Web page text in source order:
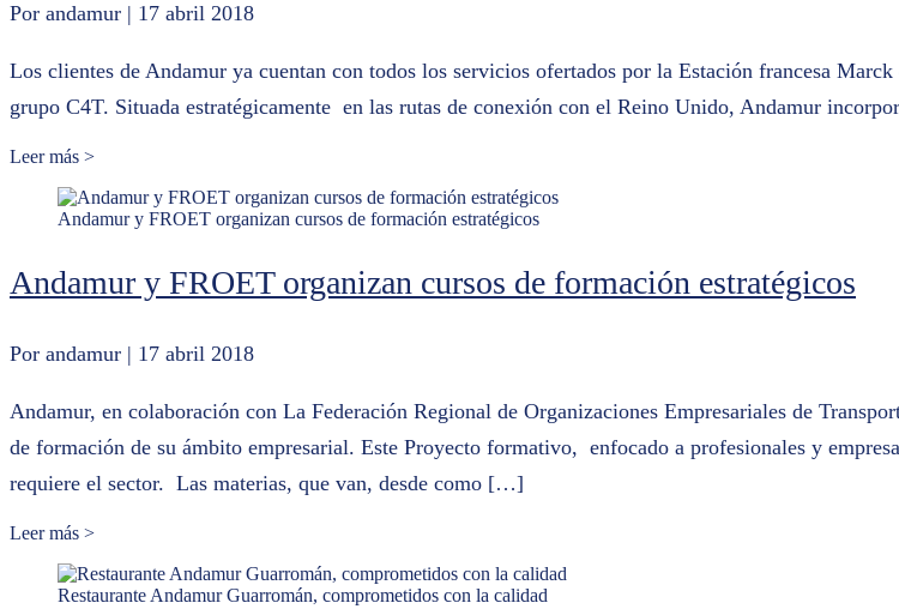
Por andamur | 17 abril 2018
Los clientes de Andamur ya cuentan con todos los servicios ofertados por la Estación francesa
grupo C4T. Situada estratégicamente en las rutas de conexión con el Reino Unido, Andamur
Leer más >
Andamur y FROET organizan cursos de formación estratégicos
Andamur y FROET organizan cursos de formación estratégicos
Por andamur | 17 abril 2018
Andamur, en colaboración con La Federación Regional de Organizaciones Empresariales de
de formación de su ámbito empresarial. Este Proyecto formativo, enfocado a profesionales y
requiere el sector. Las materias, que van, desde como […]
Leer más >
Restaurante Andamur Guarromán, comprometidos con la calidad